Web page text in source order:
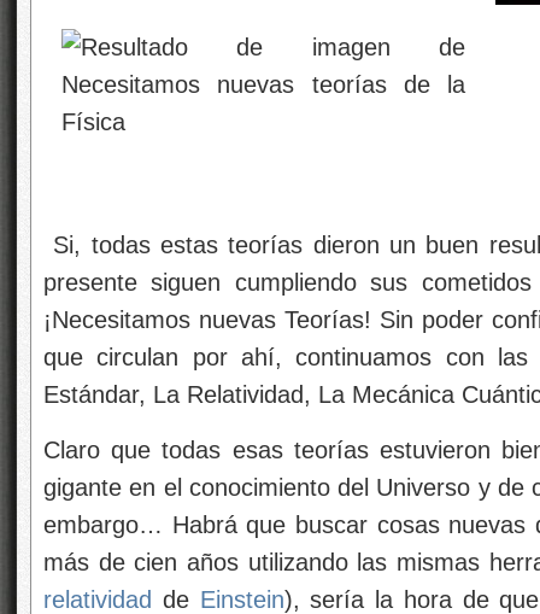
Si, todas estas teorías dieron un buen
presente siguen cumpliendo sus
¡Necesitamos nuevas Teorías! Sin poder
que circulan por ahí, continuamos con las
Estándar, La Relatividad, La Mecánica
Claro que todas esas teorías estuvieron
gigante en el conocimiento del Universo y de
embargo… Habrá que buscar cosas nuevas
más de cien años utilizando las mismas
relatividad de Einstein), sería la hora de